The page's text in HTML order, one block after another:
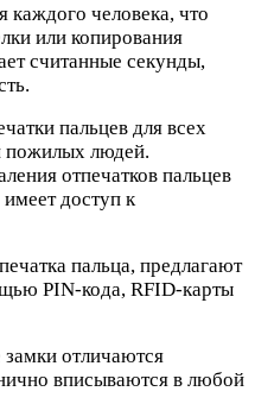
каждого человека, что
или копирования
считанные секунды,
пальцев для всех
пожилых людей.
отпечатков пальцев
имеет доступ к
пальца, предлагают
PIN-кода, RFID-карты
отличаются
вписываются в любой